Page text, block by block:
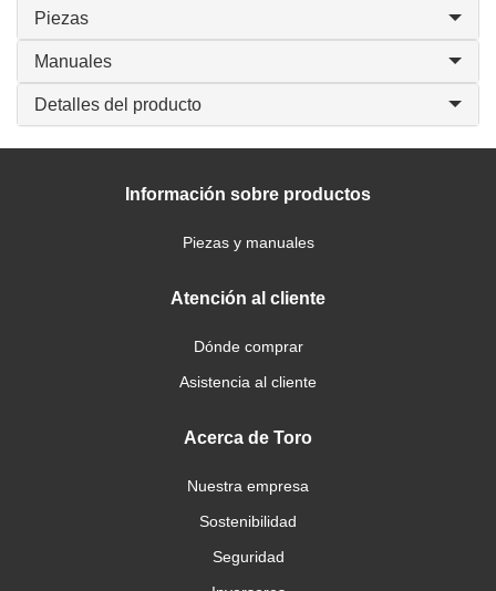
Piezas
Manuales
Detalles del producto
Información sobre productos
Piezas y manuales
Atención al cliente
Dónde comprar
Asistencia al cliente
Acerca de Toro
Nuestra empresa
Sostenibilidad
Seguridad